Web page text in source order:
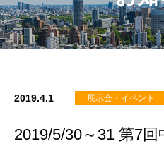
2019.4.1 展示会・イベント
2019/5/30～31 第7